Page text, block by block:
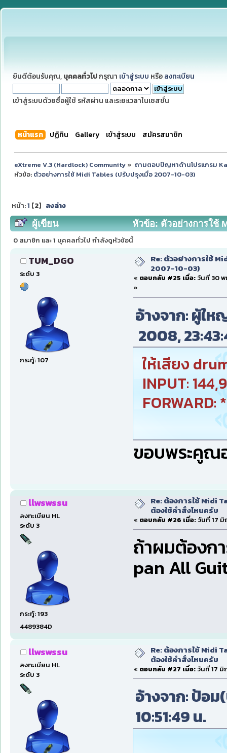
ยินดีต้อนรับคุณ, บุคคลทั่วไปกรุณา เข้าสู่ระบบ หรือ ลงทะเบียน
เข้าสู่ระบบด้วยชื่อผู้ใช้ รหัสผ่าน และระยะเวลาในเซสชั่น
หน้าแรก ปฏิทิน Gallery เข้าสู่ระบบ สมัครสมาชิก
eXtreme V.3 (Hardlock) Community» ถามตอบปัญหาด้านโปรแกรม
หัวข้อ: ตัวอย่างการใช้ Midi Tables (ปรับปรุงเมื่อ 2007-10-03)
หน้า:1 [2] ลงล่าง
ผู้เขียน หัวข้อ: ตัวอย่างการใช้
0 สมาชิก และ 1 บุคคลทั่วไป กำลังดูหัวข้อนี้
TUM_DGO
ระดับ 3
กระทู้: 107
Re: ตัวอย่างการใช้
2007-10-03)
« ตอบกลับ #25 เมื่อ: วันที่ 30
»
อ้างจาก: ผู้ใ
2008,
ให้เสียง
INPUT:
FORWARD:
ขอบพระคูณ
llwswssu
ลงทะเบียน HL
ระดับ 3
กระทู้: 193
4489384D
Re: ต้องการใช้ Midi
ต้องใช้คำสั่งไหนครับ
« ตอบกลับ #26 เมื่อ: วันที่ 17 มิ
ถ้าผมต้องก
pan All
llwswssu
ลงทะเบียน HL
ระดับ 3
Re: ต้องการใช้ Midi
ต้องใช้คำสั่งไหนครับ
« ตอบกลับ #27 เมื่อ: วันที่ 17 มิ
อ้างจาก: ป้อ
10:51:49 น.